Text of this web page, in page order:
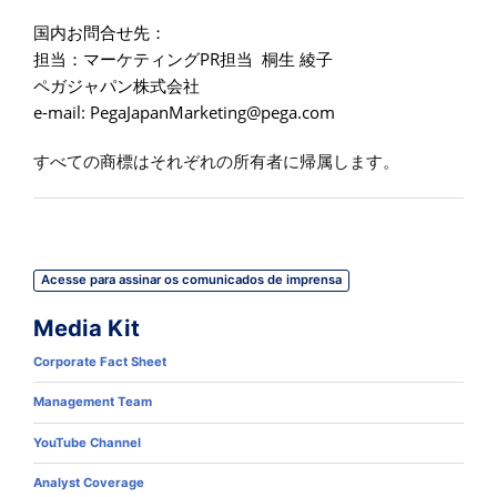
国内お問合せ先：
担当：マーケティングPR担当 桐生 綾子
ペガジャパン株式会社
e-mail: PegaJapanMarketing@pega.com
すべての商標はそれぞれの所有者に帰属します。
Acesse para assinar os comunicados de imprensa
Media Kit
Corporate Fact Sheet
Management Team
YouTube Channel
Analyst Coverage